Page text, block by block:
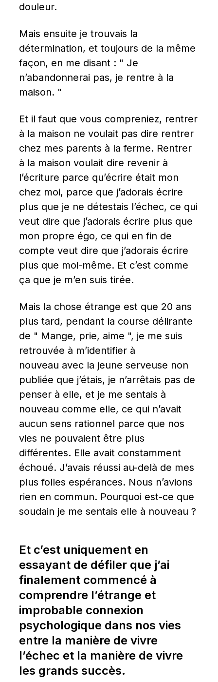
douleur.
Mais ensuite je trouvais la
détermination, et toujours de la même
façon, en me disant : " Je
n’abandonnerai pas, je rentre à la
maison. "
Et il faut que vous compreniez, rentrer
à la maison ne voulait pas dire rentrer
chez mes parents à la ferme. Rentrer
à la maison voulait dire revenir à
l’écriture parce qu’écrire était mon
chez moi, parce que j’adorais écrire
plus que je ne détestais l’échec, ce qui
veut dire que j’adorais écrire plus que
mon propre égo, ce qui en fin de
compte veut dire que j’adorais écrire
plus que moi-même. Et c’est comme
ça que je m’en suis tirée.
Mais la chose étrange est que 20 ans
plus tard, pendant la course délirante
de " Mange, prie, aime ", je me suis
retrouvée à m’identifier à
nouveau avec la jeune serveuse non
publiée que j’étais, je n’arrêtais pas de
penser à elle, et je me sentais à
nouveau comme elle, ce qui n’avait
aucun sens rationnel parce que nos
vies ne pouvaient être plus
différentes. Elle avait constamment
échoué. J’avais réussi au-delà de mes
plus folles espérances. Nous n’avions
rien en commun. Pourquoi est-ce que
soudain je me sentais elle à nouveau ?
Et c’est uniquement en
essayant de défiler que j’ai
finalement commencé à
comprendre l’étrange et
improbable connexion
psychologique dans nos vies
entre la manière de vivre
l’échec et la manière de vivre
les grands succès.